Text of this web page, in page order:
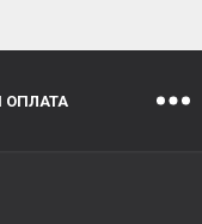
ОПЛАТА